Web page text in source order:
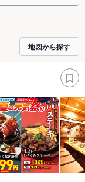
地図から探す